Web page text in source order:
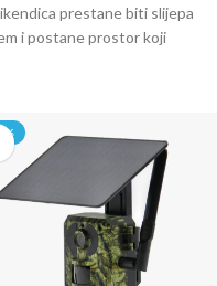
prestane biti slijepa
i postane prostor koji